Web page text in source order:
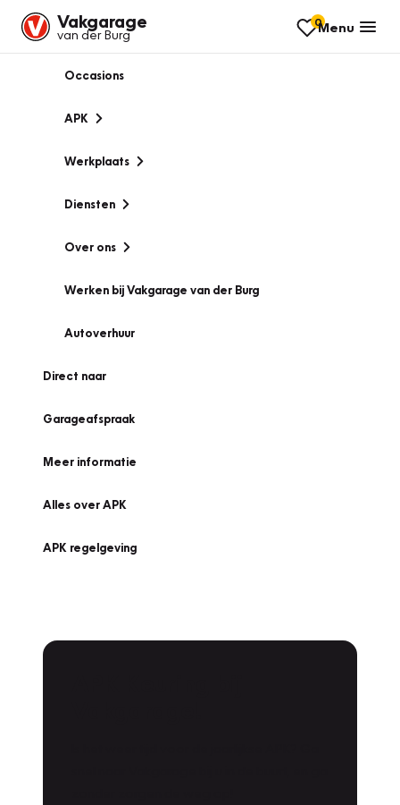
Vakgarage
van der Burg
0Menu
Occasions
APK
Werkplaats
Diensten
Over ons
Werken bij Vakgarage van der Burg
Autoverhuur
Direct naar
Garageafspraak
Meer informatie
Alles over APK
APK regelgeving